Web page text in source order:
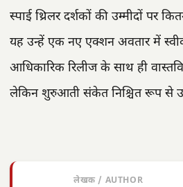
स्पाई थ्रिलर दर्शकों की उम्मीदों पर
यह उन्हें एक नए एक्शन अवतार में
आधिकारिक रिलीज के साथ ही
लेकिन शुरुआती संकेत निश्चित रूप से
लेखक / AUTHOR